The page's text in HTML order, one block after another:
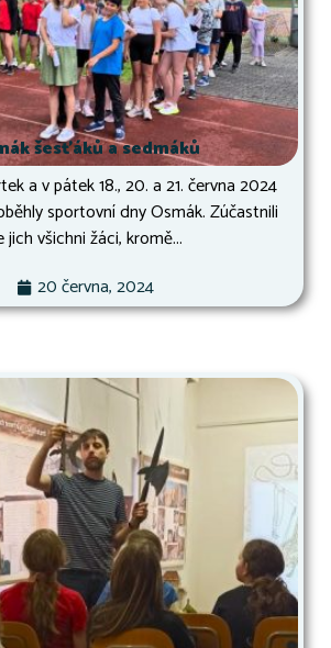
šesťáků a sedmáků
a v pátek 18., 20. a 21. června 2024
sportovní dny Osmák. Zúčastnili
jich všichni žáci, kromě...
20 června, 2024